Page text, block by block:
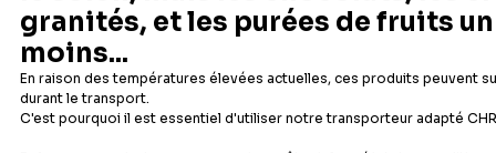
Fabricant français reconnu Offerte dès 69 € en point